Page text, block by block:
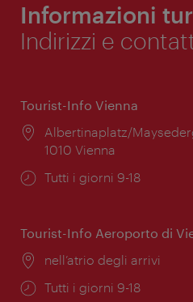
Informazioni
Indirizzi e
Tourist-Info Vienna
Posizione:
Albertinaplatz/
1010 Vienna
Orari
Tutti i giorni 9-18
Tourist-Info Aeroporto di
Posizione:
nell’atrio degli arrivi
Orari
Tutti i giorni 9-18